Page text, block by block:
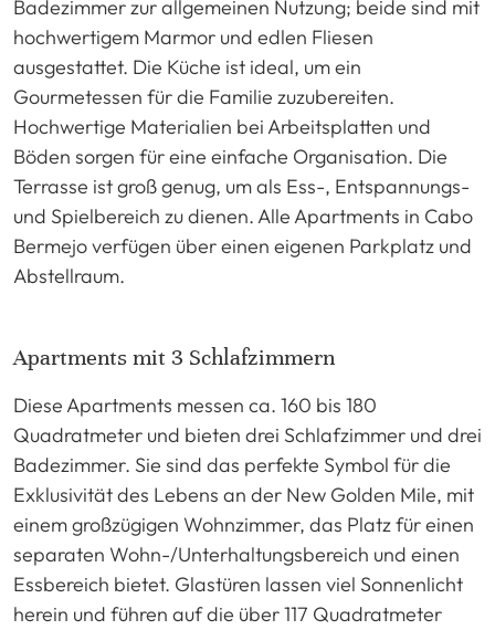
Badezimmer zur allgemeinen Nutzung; beide sind mit
hochwertigem Marmor und edlen Fliesen
ausgestattet. Die Küche ist ideal, um ein
Gourmetessen für die Familie zuzubereiten.
Hochwertige Materialien bei Arbeitsplatten und
Böden sorgen für eine einfache Organisation. Die
Terrasse ist groß genug, um als Ess-, Entspannungs-
und Spielbereich zu dienen. Alle Apartments in Cabo
Bermejo verfügen über einen eigenen Parkplatz und
Abstellraum.
Apartments mit 3 Schlafzimmern
Diese Apartments messen ca. 160 bis 180
Quadratmeter und bieten drei Schlafzimmer und drei
Badezimmer. Sie sind das perfekte Symbol für die
Exklusivität des Lebens an der New Golden Mile, mit
einem großzügigen Wohnzimmer, das Platz für einen
separaten Wohn-/Unterhaltungsbereich und einen
Essbereich bietet. Glastüren lassen viel Sonnenlicht
herein und führen auf die über 117 Quadratmeter